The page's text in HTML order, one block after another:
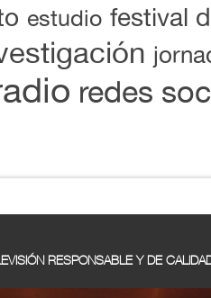
estudio festival
redes
RESPONSABLE Y DE